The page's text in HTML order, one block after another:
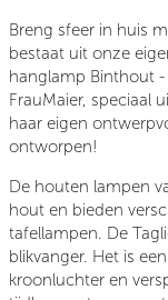
Breng sfeer in huis
bestaat uit onze
hanglamp Binthout
FrauMaier, speciaal
haar eigen
ontworpen!
De houten lampen
hout en bieden
tafellampen. De
blikvanger. Het is
kroonluchter en